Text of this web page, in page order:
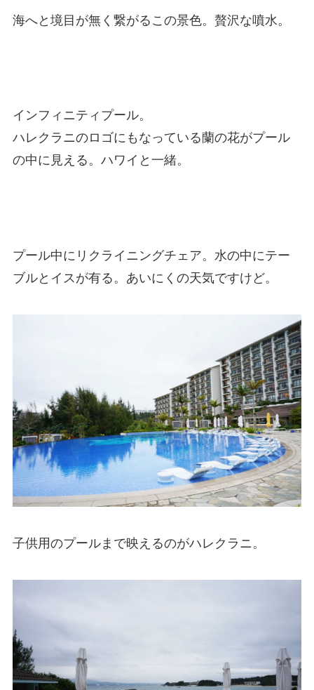
海へと境目が無く繋がるこの景色。贅沢な噴水。
インフィニティプール。
ハレクラニのロゴにもなっている蘭の花がプール
の中に見える。ハワイと一緒。
プール中にリクライニングチェア。水の中にテー
ブルとイスが有る。あいにくの天気ですけど。
子供用のプールまで映えるのがハレクラニ。